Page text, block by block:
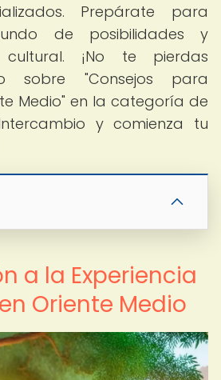
Prepárate para
de posibilidades y
cultural. ¡No te pierdas
sobre "Consejos para
Medio" en la categoría de
y comienza tu
a la Experiencia
Oriente Medio